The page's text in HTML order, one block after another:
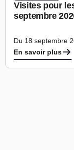
Visites pour
septembre
Du 18 septembre
En savoir plus